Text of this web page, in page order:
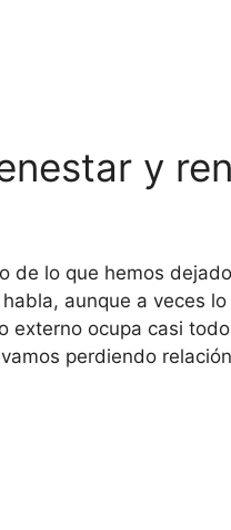
y
de lo que hemos
aunque a veces
externo ocupa casi
perdiendo